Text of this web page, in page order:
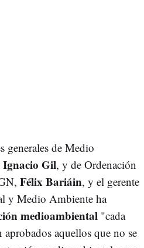
generales de Medio
Ignacio Gil, y de Ordenación
Félix Bariáin, y el gerente
y Medio Ambiente ha
medioambiental "cada
aquellos que no se